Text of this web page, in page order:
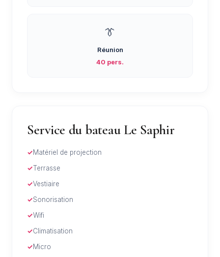
👔
Réunion
40 pers.
Service du bateau Le Saphir
Matériel de projection
Terrasse
Vestiaire
Sonorisation
Wifi
Climatisation
Micro